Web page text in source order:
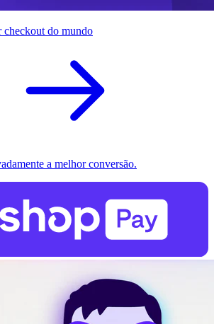
checkout do mundo
a melhor conversão.